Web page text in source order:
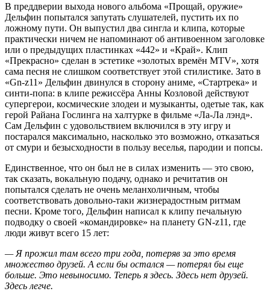
В преддверии выхода нового альбома «Прощай, оружие»
Дельфин попытался запутать слушателей, пустить их по
ложному пути. Он выпустил два сингла и клипа, которые
практически ничем не напоминают об антивоенном заголовке
или о предыдущих пластинках «442» и «Край». Клип
«Прекрасно» сделан в эстетике «золотых времён MTV», хотя
сама песня не слишком соответствует этой стилистике. Зато в
«Gn-z11» Дельфин двинулся в сторону аниме, «Стартрека» и
синти-попа: в клипе режиссёра Анны Козловой действуют
супергерои, космические злодеи и музыканты, одетые так, как
герой Райана Гослинга на халтурке в фильме «Ла-Ла лэнд».
Сам Дельфин с удовольствием включился в эту игру и
постарался максимально, насколько это возможно, отказаться
от смури и безысходности в пользу веселья, пародии и попсы.
Единственное, что он был не в силах изменить — это свою,
так сказать, вокальную подачу, однако и речитатив он
попытался сделать не очень меланхоличным, чтобы
соответствовать довольно-таки жизнерадостным ритмам
песни. Кроме того, Дельфин написал к клипу печальную
подводку о своей «командировке» на планету GN-z11, где
люди живут всего 15 лет:
— Я прожил там всего три года, потеряв за это время
множество друзей. А если бы остался — потерял бы еще
больше. Это невыносимо. Теперь я здесь. Здесь нет друзей.
Здесь легче.